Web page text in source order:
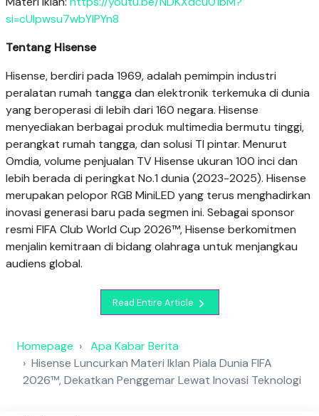
si=cUlpwsu7wbYlPYn8
Tentang Hisense
Hisense, berdiri pada 1969, adalah pemimpin industri
peralatan rumah tangga dan elektronik terkemuka di dunia
yang beroperasi di lebih dari 160 negara. Hisense
menyediakan berbagai produk multimedia bermutu tinggi,
perangkat rumah tangga, dan solusi TI pintar. Menurut
Omdia, volume penjualan TV Hisense ukuran 100 inci dan
lebih berada di peringkat No.1 dunia (2023-2025). Hisense
merupakan pelopor RGB MiniLED yang terus menghadirkan
inovasi generasi baru pada segmen ini. Sebagai sponsor
resmi FIFA Club World Cup 2026™, Hisense berkomitmen
menjalin kemitraan di bidang olahraga untuk menjangkau
audiens global.
Read Entire Article
Homepage
Apa Kabar Berita
Hisense Luncurkan Materi Iklan Piala Dunia FIFA
2026™, Dekatkan Penggemar Lewat Inovasi Teknologi